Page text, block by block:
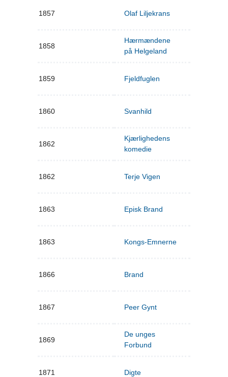
1857 Olaf Liljekrans
1858
Hærmændene
på Helgeland
1859 Fjeldfuglen
1860 Svanhild
1862
Kjærlighedens
komedie
1862 Terje Vigen
1863 Episk Brand
1863 Kongs-Emnerne
1866 Brand
1867 Peer Gynt
1869
De unges
Forbund
1871 Digte